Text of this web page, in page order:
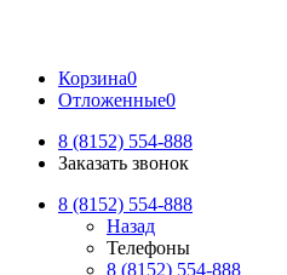
Корзина0
Отложенные0
8 (8152) 554-888
Заказать звонок
8 (8152) 554-888
Назад
Телефоны
8 (8152) 554-888